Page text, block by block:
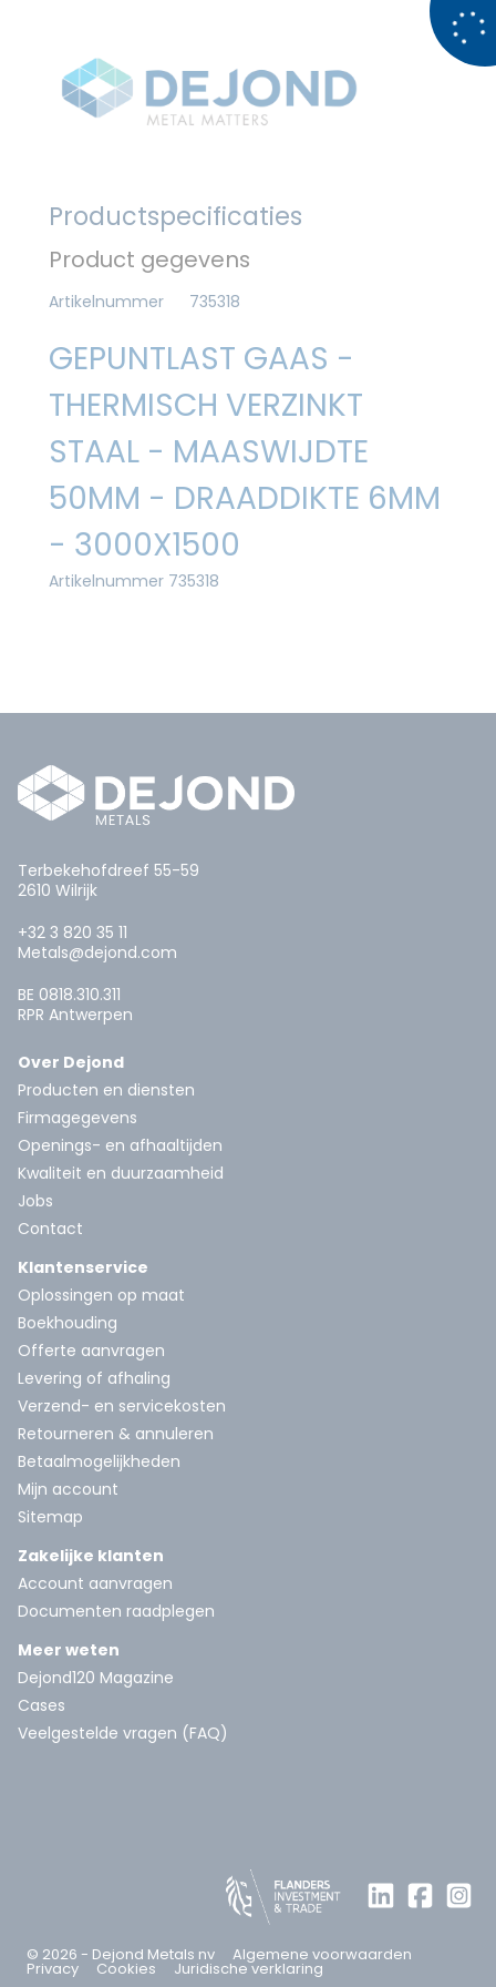
Productspecificaties
Product gegevens
Artikelnummer 735318
GEPUNTLAST GAAS -
THERMISCH VERZINKT
STAAL - MAASWIJDTE
50MM - DRAADDIKTE 6MM
- 3000X1500
Artikelnummer 735318
Terbekehofdreef 55-59
2610 Wilrijk
+32 3 820 35 11
Metals@dejond.com
BE 0818.310.311
RPR Antwerpen
Over Dejond
Producten en diensten
Firmagegevens
Openings- en afhaaltijden
Kwaliteit en duurzaamheid
Jobs
Contact
Klantenservice
Oplossingen op maat
Boekhouding
Offerte aanvragen
Levering of afhaling
Verzend- en servicekosten
Retourneren & annuleren
Betaalmogelijkheden
Mijn account
Sitemap
Zakelijke klanten
Account aanvragen
Documenten raadplegen
Meer weten
Dejond120 Magazine
Cases
Veelgestelde vragen (FAQ)
© 2026 - Dejond Metals nv Algemene voorwaarden
Privacy Cookies Juridische verklaring